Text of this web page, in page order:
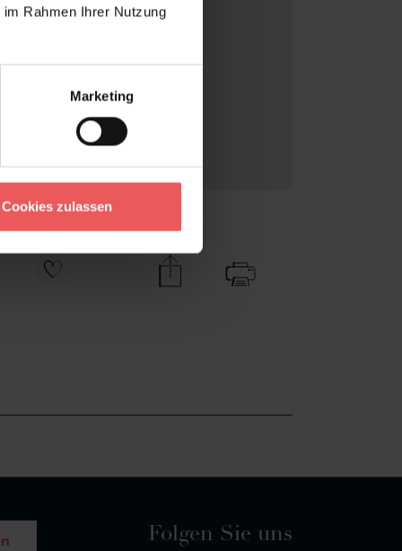
Rahmen Ihrer Nutzung
Marketing
Cookies zulassen
, Wohnzimmer
Zu Favoriten Teilen!
Folgen Sie uns